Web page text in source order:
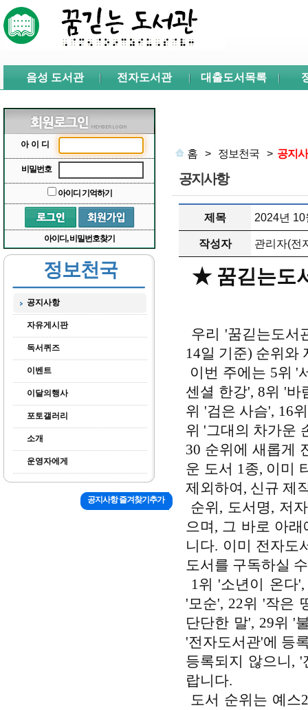
주메뉴 바로가기
서브메뉴 바로가기
음성 도서관 전자도서관 대출도서목록
아이디
비밀번호
아이디 기억하기
아이디, 비밀번호찾기
정보천국
공지사항
자유게시판
독서퀴즈
이벤트
이달의행사
포토갤러리
소개
운영자에게
홈 > 정보천국 > 공지
공지사항
제목 2024년
작성자 관리자(전
★ 꿈긷는도
우리 '꿈긷는도서
14일 기준) 순위와
이번 주에는 5위 '
센셜 한강', 8위 '바
위 '검은 사슴', 16
위 '그대의 차가운
30 순위에 새롭게
운 도서 1종, 이미
제외하여, 신규 제
순위, 도서명, 저
으며, 그 바로 아
니다. 이미 전자도
도서를 구독하실
1위 '소년이 온다
'모순', 22위 '작은
단단한 말', 29위 '
'전자도서관'에 등
등록되지 않으니,
랍니다.
도서 순위는 예스
공지사항 즐겨찾기추가